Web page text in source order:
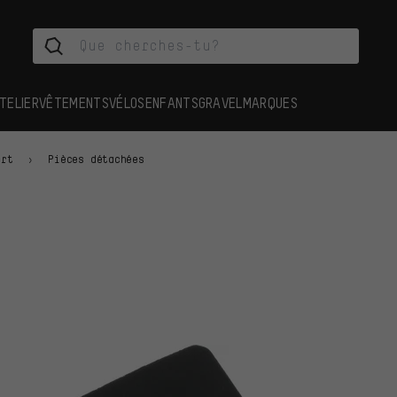
VÊTEMENTSVÉLOSENFANTSGRAVEL MARQUES
Pièces détachées